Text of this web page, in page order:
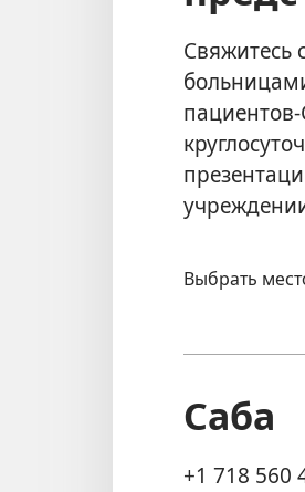
Свяжитесь
Выбрать
Саба
+1 718 560